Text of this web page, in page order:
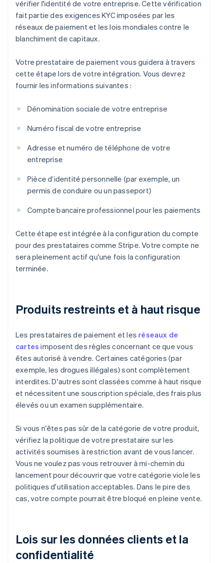
vérifier l'identité de votre entreprise. Cette vérification
fait partie des exigences KYC imposées par les
réseaux de paiement et les lois mondiales contre le
blanchiment de capitaux.
Votre prestataire de paiement vous guidera à travers
cette étape lors de votre intégration. Vous devrez
fournir les informations suivantes :
Dénomination sociale de votre entreprise
Numéro fiscal de votre entreprise
Adresse et numéro de téléphone de votre
entreprise
Pièce d’identité personnelle (par exemple, un
permis de conduire ou un passeport)
Compte bancaire professionnel pour les paiements
Cette étape est intégrée à la configuration du compte
pour des prestataires comme Stripe. Votre compte ne
sera pleinement actif qu'une fois la configuration
terminée.
Produits restreints et à haut risque
Les prestataires de paiement et les réseaux de
cartes imposent des règles concernant ce que vous
êtes autorisé à vendre. Certaines catégories (par
exemple, les drogues illégales) sont complètement
interdites. D'autres sont classées comme à haut risque
et nécessitent une souscription spéciale, des frais plus
élevés ou un examen supplémentaire.
Si vous n'êtes pas sûr de la catégorie de votre produit,
vérifiez la politique de votre prestataire sur les
activités soumises à restriction avant de vous lancer.
Vous ne voulez pas vous retrouver à mi-chemin du
lancement pour découvrir que votre catégorie viole les
politiques d'utilisation acceptables. Dans le pire des
cas, votre compte pourrait être bloqué en pleine vente.
Lois sur les données clients et la
confidentialité